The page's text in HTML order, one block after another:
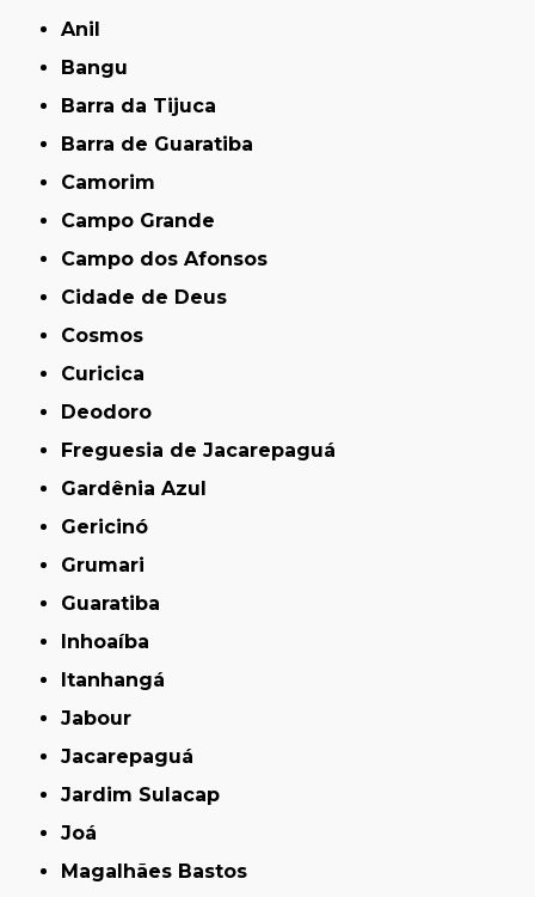
Anil
Bangu
Barra da Tijuca
Barra de Guaratiba
Camorim
Campo Grande
Campo dos Afonsos
Cidade de Deus
Cosmos
Curicica
Deodoro
Freguesia de Jacarepaguá
Gardênia Azul
Gericinó
Grumari
Guaratiba
Inhoaíba
Itanhangá
Jabour
Jacarepaguá
Jardim Sulacap
Joá
Magalhães Bastos